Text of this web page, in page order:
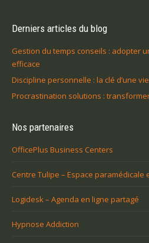
Derniers articles du blog
Gestion du temps conseils : adopter
efficace
Discipline personnelle : la clé d’une
Procrastination solutions :
Nos partenaires
OfficePlus Business Centers
Centre Tulipe – Espace paramédicale
Logidesk – Agenda en ligne partagé
Hypnose Addiction